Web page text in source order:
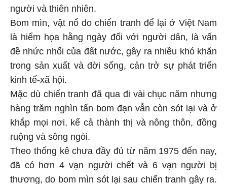
người và thiên nhiên.
Bom mìn, vật nổ do chiến tranh để lại ở Việt Nam
là hiểm họa hằng ngày đối với người dân, là vấn
đề nhức nhối của đất nước, gây ra nhiều khó khăn
trong sản xuất và đời sống, cản trở sự phát triển
kinh tế-xã hội.
Mặc dù chiến tranh đã qua đi vài chục năm nhưng
hàng trăm nghìn tấn bom đạn vẫn còn sót lại và ở
khắp mọi nơi, kể cả thành thị và nông thôn, đồng
ruộng và sông ngòi.
Theo thống kê chưa đầy đủ từ năm 1975 đến nay,
đã có hơn 4 vạn người chết và 6 vạn người bị
thương, do bom mìn sót lại sau chiến tranh gây ra.